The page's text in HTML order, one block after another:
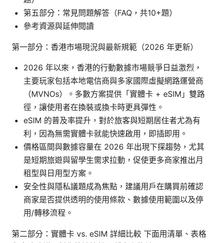
第五部分：常見問題解答（FAQ，共10+題）
參考資源與延伸閱讀
第一部分：香港市場現況與最新規範（2026 年更新）
2026 年以來，香港的行動數據市場競爭日益激烈，
主要玩家包括本地電信商與多家國際虛擬網路運營商
（MVNOs）。多數方案提供「實體卡 + eSIM」雙路
徑，讓使用者在換裝或換卡時更具彈性。
eSIM 的普及率提升，對於旅客與短期居住者尤為有
利，因為無需實體卡就能快速啟用，即插即用。
價格區間與數據容量在 2026 年出現下探趨勢，尤其
是短期旅遊與留學生需求拉動，促使更多商家推出月
租型與日用型方案。
安全性與隱私議題成為焦點，建議用戶在購買前確認
商家是否提供透明的使用條款、數據使用範圍以及停
用/轉移流程。
第二部分：實體卡 vs. eSIM 詳細比較 下面用清單、表格